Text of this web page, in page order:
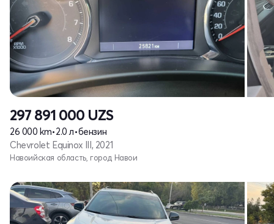
297 891 000 UZS
26 000 km•2.0 л•бензин
Chevrolet Equinox III, 2021
Навоийская область, город Навои